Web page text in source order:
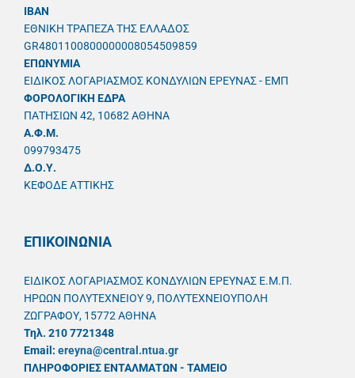
IBAN
ΕΘΝΙΚΗ ΤΡΑΠΕΖΑ ΤΗΣ ΕΛΛΑΔΟΣ
GR4801100800000008054509859
ΕΠΩΝΥΜΙΑ
ΕΙΔΙΚΟΣ ΛΟΓΑΡΙΑΣΜΟΣ ΚΟΝΔΥΛΙΩΝ ΕΡΕΥΝΑΣ - ΕΜΠ
ΦΟΡΟΛΟΓΙΚΗ ΕΔΡΑ
ΠΑΤΗΣΙΩΝ 42, 10682 ΑΘΗΝΑ
A.Φ.Μ.
099793475
Δ.Ο.Υ.
ΚΕΦΟΔΕ ΑΤΤΙΚΗΣ
ΕΠΙΚΟΙΝΩΝΙΑ
ΕΙΔΙΚΟΣ ΛΟΓΑΡΙΑΣΜΟΣ ΚΟΝΔΥΛΙΩΝ ΕΡΕΥΝΑΣ Ε.Μ.Π.
ΗΡΩΩΝ ΠΟΛΥΤΕΧΝΕΙΟΥ 9, ΠΟΛΥΤΕΧΝΕΙΟΥΠΟΛΗ
ΖΩΓΡΑΦΟΥ, 15772 ΑΘΗΝΑ
Τηλ. 210 7721348
Email: ereyna@central.ntua.gr
ΠΛΗΡΟΦΟΡΙΕΣ ΕΝΤΑΛΜΑΤΩΝ - ΤΑΜΕΙΟ